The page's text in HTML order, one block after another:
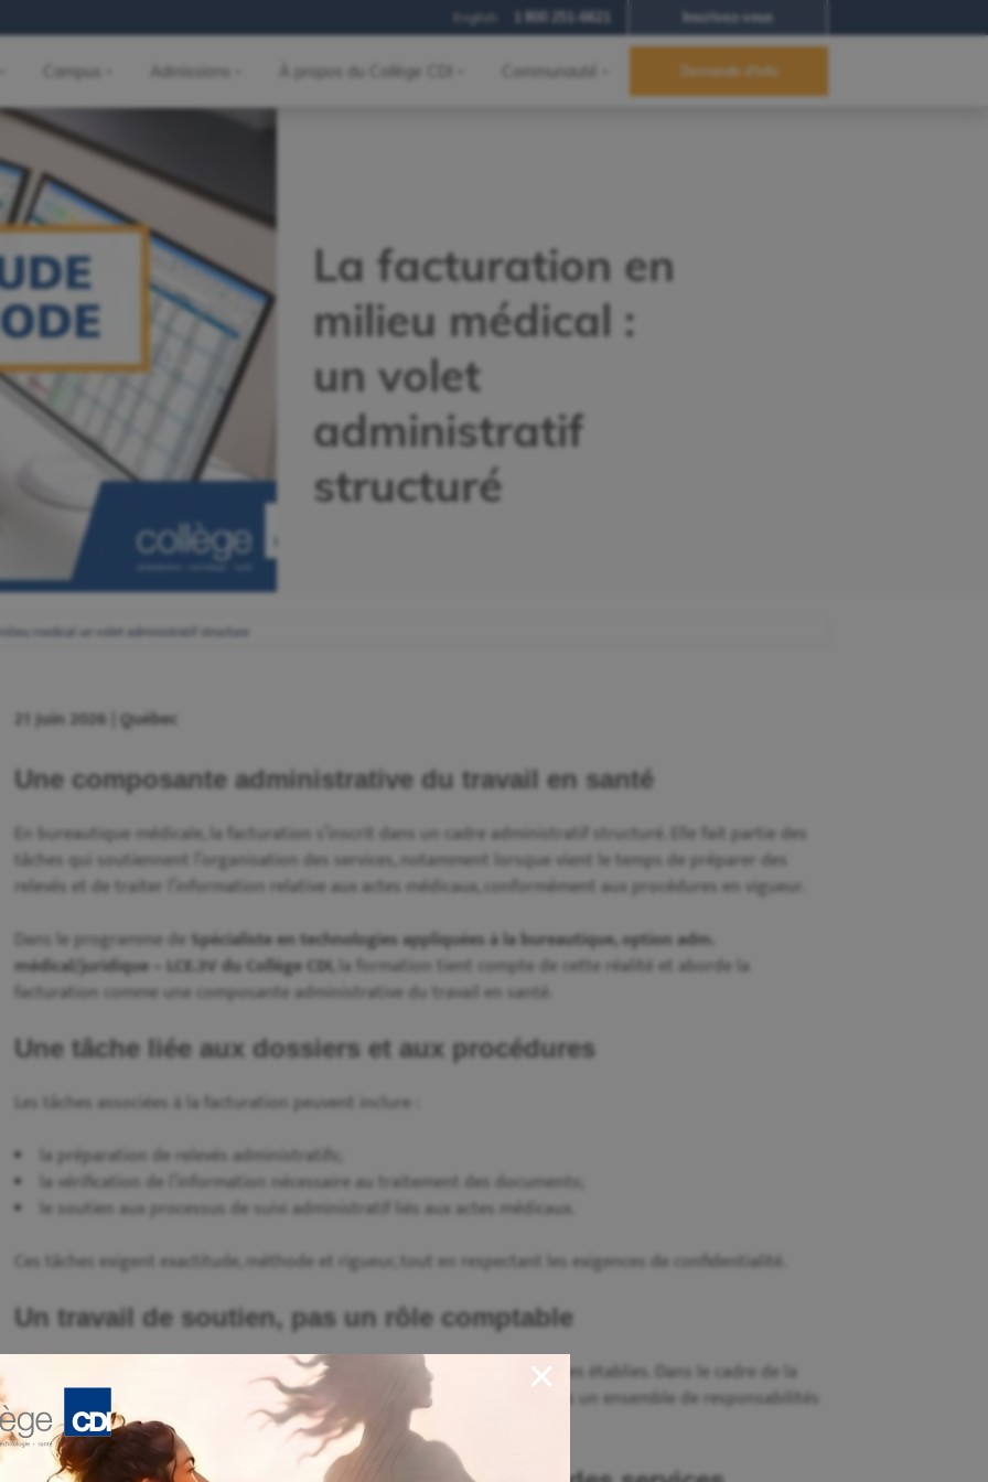
Inscrivez-vous
1 800 251-6621
English
Campus Admissions À propos du Collège CDI Communauté Demande d'info
La facturation en
milieu médical :
un volet
administratif
structuré
medical un volet administratif structure
21 Juin 2026 | Québec
Une composante administrative du travail en santé
En bureautique médicale, la facturation s’inscrit dans un cadre administratif structuré. Elle fait partie des
tâches qui soutiennent l’organisation des services, notamment lorsque vient le temps de préparer des
relevés et de traiter l’information relative aux actes médicaux, conformément aux procédures en vigueur.
Dans le programme de Spécialiste en technologies appliquées à la bureautique, option adm.
médical/juridique – LCE.3V du Collège CDI , la formation tient compte de cette réalité et aborde la
facturation comme une composante administrative du travail en santé.
Une tâche liée aux dossiers et aux procédures
Les tâches associées à la facturation peuvent inclure :
la préparation de relevés administratifs;
la vérification de l’information nécessaire au traitement des documents;
le soutien aux processus de suivi administratif liés aux actes médicaux.
Ces tâches exigent exactitude, méthode et rigueur, tout en respectant les exigences de confidentialité.
Un travail de soutien, pas un rôle comptable
En milieu médical, la facturation s’effectue conformément à des procédures établies. Dans le cadre de la
bureautique médicale, il s’agit d’un soutien administratif qui s’inscrit dans un ensemble de responsabilités
liées à la gestion des dossiers et des communications.